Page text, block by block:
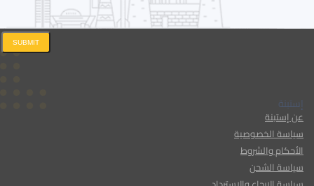
إستبنة
عن إستبنة
سياسة الخصوصية
الأحكام والشروط
سياسة الشحن
SUBMIT